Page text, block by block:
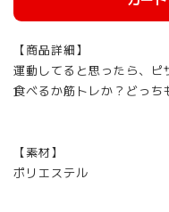
【商品詳細】
運動してると思ったら、ピ
食べるか筋トレか？どっち
【素材】
ポリエステル